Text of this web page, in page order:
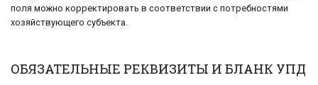
поля можно корректировать в соответствии с потребностями
хозяйствующего субъекта.
ОБЯЗАТЕЛЬНЫЕ РЕКВИЗИТЫ И БЛАНК УПД